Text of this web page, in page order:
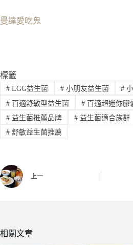
曼達愛吃鬼
標籤
#LGG益生菌 #小朋友益生菌 #
#百適舒敏型益生菌 #百適超迷你膠
#益生菌推薦品牌 #益生菌適合族群
#舒敏益生菌推薦
上一
相關文章